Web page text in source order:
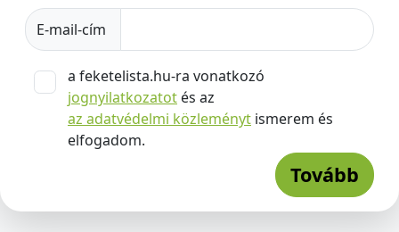
E-mail-cím
a feketelista.hu-ra vonatkozó
jognyilatkozatot és az
az adatvédelmi közleményt ismerem és
elfogadom.
Tovább